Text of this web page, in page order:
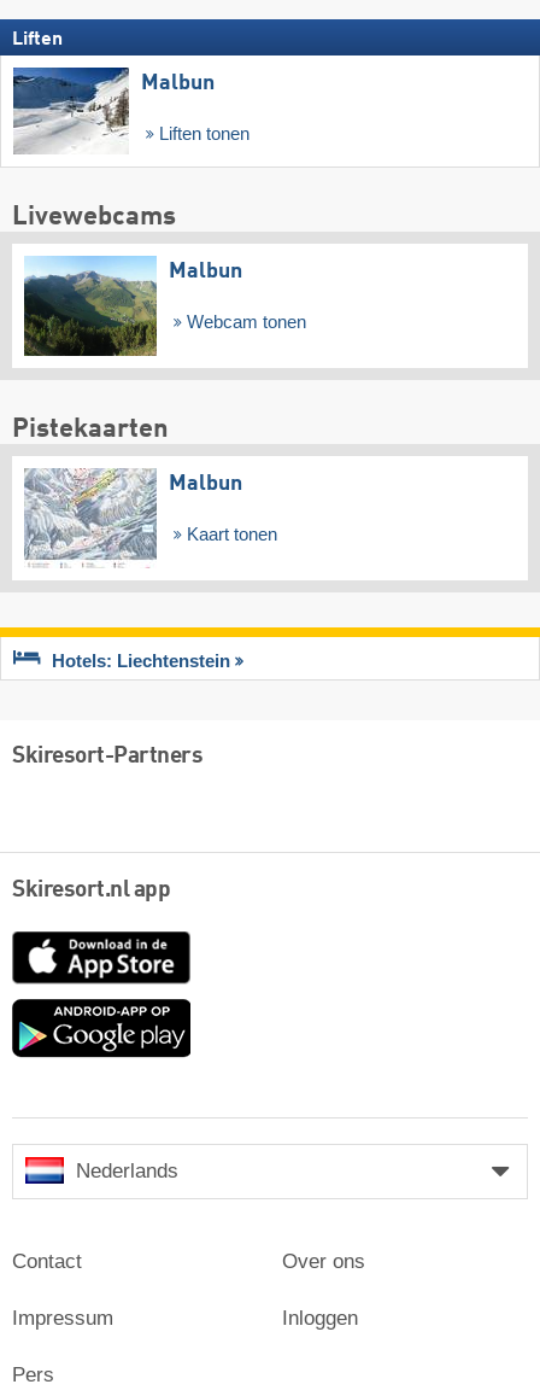
Liften
Malbun
Liften tonen
Livewebcams
Malbun
Webcam tonen
Pistekaarten
Malbun
Kaart tonen
Hotels: Liechtenstein
Skiresort-Partners
Skiresort.nl app
App
Google
Nederlands
Contact
Impressum
Pers
Over ons
Inloggen